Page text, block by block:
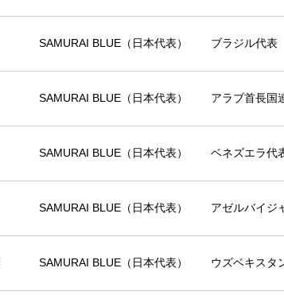
SAMURAI BLUE（日本代表） ブラジル代表
SAMURAI BLUE（日本代表） アラブ首長国
SAMURAI BLUE（日本代表） ベネズエラ代
SAMURAI BLUE（日本代表） アゼルバイジ
SAMURAI BLUE（日本代表） ウズベキスタ